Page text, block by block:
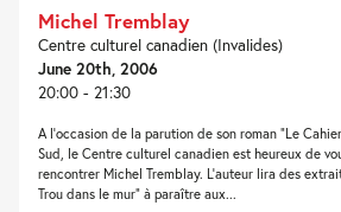
Michel Tremblay
Centre culturel canadien (Invalides)
June 20th, 2006
20:00 - 21:30
A l’occasion de la parution de son roman “Le
Sud, le Centre culturel canadien est heureux de
rencontrer Michel Tremblay. L’auteur lira des
Trou dans le mur” à paraître aux...